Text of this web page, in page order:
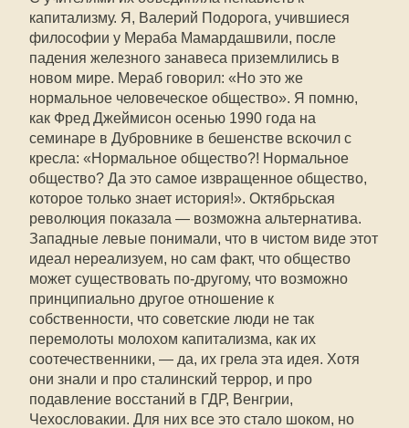
капитализму. Я, Валерий Подорога, учившиеся
философии у Мераба Мамардашвили, после
падения железного занавеса приземлились в
новом мире. Мераб говорил: «Но это же
нормальное человеческое общество». Я помню,
как Фред Джеймисон осенью 1990 года на
семинаре в Дубровнике в бешенстве вскочил с
кресла: «Нормальное общество?! Нормальное
общество? Да это самое извращенное общество,
которое только знает история!». Октябрьская
революция показала — возможна альтернатива.
Западные левые понимали, что в чистом виде этот
идеал нереализуем, но сам факт, что общество
может существовать по-другому, что возможно
принципиально другое отношение к
собственности, что советские люди не так
перемолоты молохом капитализма, как их
соотечественники, — да, их грела эта идея. Хотя
они знали и про сталинский террор, и про
подавление восстаний в ГДР, Венгрии,
Чехословакии. Для них все это стало шоком, но